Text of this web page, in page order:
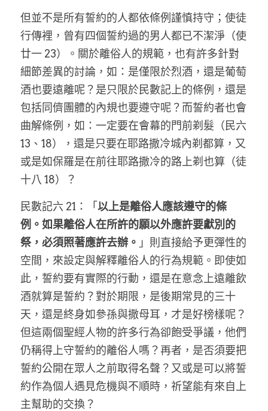
但並不是所有誓約的人都依條例謹慎持守；使徒
行傳裡，曾有四個誓約過的男人都已不潔淨（使
廿一 23）。關於離俗人的規範，也有許多針對
細節差異的討論，如：是僅限於烈酒，還是葡萄
酒也要遠離呢？是只限於民數記上的條例，還是
包括同儕團體的內規也要遵守呢？而誓約者也會
曲解條例，如：一定要在會幕的門前剃髮（民六
13、18），還是只要在耶路撒冷城內剃都算，又
或是如保羅是在前往耶路撒冷的路上剃也算（徒
十八 18）？
民數記六 21：「 以上是離俗人應該遵守的條
例。如果離俗人在所許的願以外應許要獻別的
祭，必須照著應許去辦。 」則直接給予更彈性的
空間，來設定與解釋離俗人的行為規範。即使如
此，誓約要有實際的行動，還是在意念上遠離飲
酒就算是誓約？對於期限，是後期常見的三十
天，還是終身如參孫與撒母耳，才是好榜樣呢？
但這兩個聖經人物的許多行為卻飽受爭議，他們
仍稱得上守誓約的離俗人嗎？再者，是否須要把
誓約公開在眾人之前取得名聲？又或是可以將誓
約作為個人遇見危機與不順時，祈望能有來自上
主幫助的交換？